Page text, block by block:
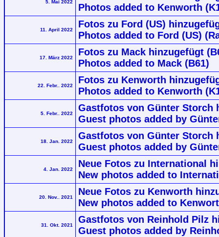
5. Mai 2022
Photos added to Kenworth
11. April 2022
Fotos zu Ford (US)
Photos added to Ford (US)
17. März 2022
Fotos zu Mack hinzugefügt
Photos added to Mack (B61)
22. Febr.. 2022
Fotos zu Kenworth
Photos added to Kenworth
5. Febr.. 2022
Gastfotos von Günter Storch
Guest photos added by
18. Jan. 2022
Gastfotos von Günter Storch
Guest photos added by
4. Jan. 2022
Neue Fotos zu International
New photos added to
20. Nov.. 2021
Neue Fotos zu Kenworth
New photos added to
31. Okt. 2021
Gastfotos von Reinhold Pilz
Guest photos added by